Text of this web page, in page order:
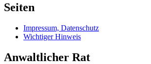
Seiten
Impressum, Datenschutz
Wichtiger Hinweis
Anwaltlicher Rat